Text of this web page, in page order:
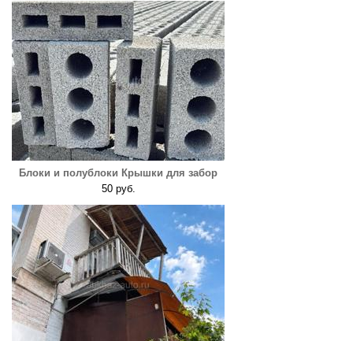
Блоки и полублоки Крышки для забор
50 руб.